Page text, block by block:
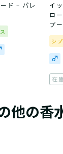
ド – パレ
イ
ロ
プ
シ
在
他の香